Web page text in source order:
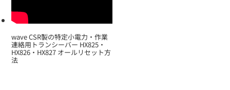
wave CSR製の特定小電力・作業
連絡用トランシーバー HX825・
HX826・HX827 オールリセット方
法